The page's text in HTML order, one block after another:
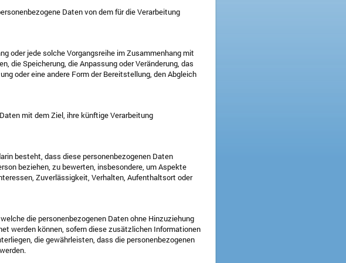
Daten von dem für die Verarbeitung
oder jede solche Vorgangsreihe im Zusammenhang mit
die Speicherung, die Anpassung oder Veränderung, das
oder eine andere Form der Bereitstellung, den Abgleich
mit dem Ziel, ihre künftige Verarbeitung
besteht, dass diese personenbezogenen Daten
beziehen, zu bewerten, insbesondere, um Aspekte
Zuverlässigkeit, Verhalten, Aufenthaltsort oder
die personenbezogenen Daten ohne Hinzuziehung
werden können, sofern diese zusätzlichen Informationen
die gewährleisten, dass die personenbezogenen